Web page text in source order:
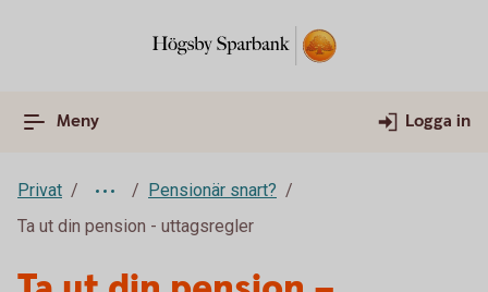
Meny Logga in
Privat
Pensionär snart?
Ta ut din pension - uttagsregler